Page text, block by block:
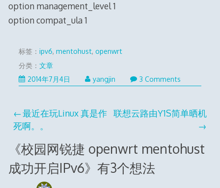
option management_level 1
option compat_ula 1
标签： ipv6, mentohust, openwrt
分类： 文章
2014年7月4日
月
yangjin 3 Comments
文
章
导
航
最近在玩Linux 真是作
死啊。。
联想云路由Y1S简单晒机
《校园网锐捷 openwrt mentohust
成功开启IPv6》有3个想法